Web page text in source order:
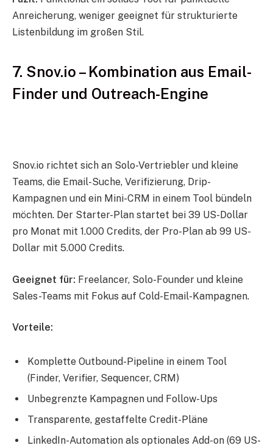
Anreicherung, weniger geeignet für strukturierte
Listenbildung im großen Stil.
7. Snov.io – Kombination aus Email-
Finder und Outreach-Engine
Snov.io richtet sich an Solo-Vertriebler und kleine
Teams, die Email-Suche, Verifizierung, Drip-
Kampagnen und ein Mini-CRM in einem Tool bündeln
möchten. Der Starter-Plan startet bei 39 US-Dollar
pro Monat mit 1.000 Credits, der Pro-Plan ab 99 US-
Dollar mit 5.000 Credits.
Geeignet für: Freelancer, Solo-Founder und kleine
Sales-Teams mit Fokus auf Cold-Email-Kampagnen.
Vorteile:
Komplette Outbound-Pipeline in einem Tool
(Finder, Verifier, Sequencer, CRM)
Unbegrenzte Kampagnen und Follow-Ups
Transparente, gestaffelte Credit-Pläne
LinkedIn-Automation als optionales Add-on (69 US-